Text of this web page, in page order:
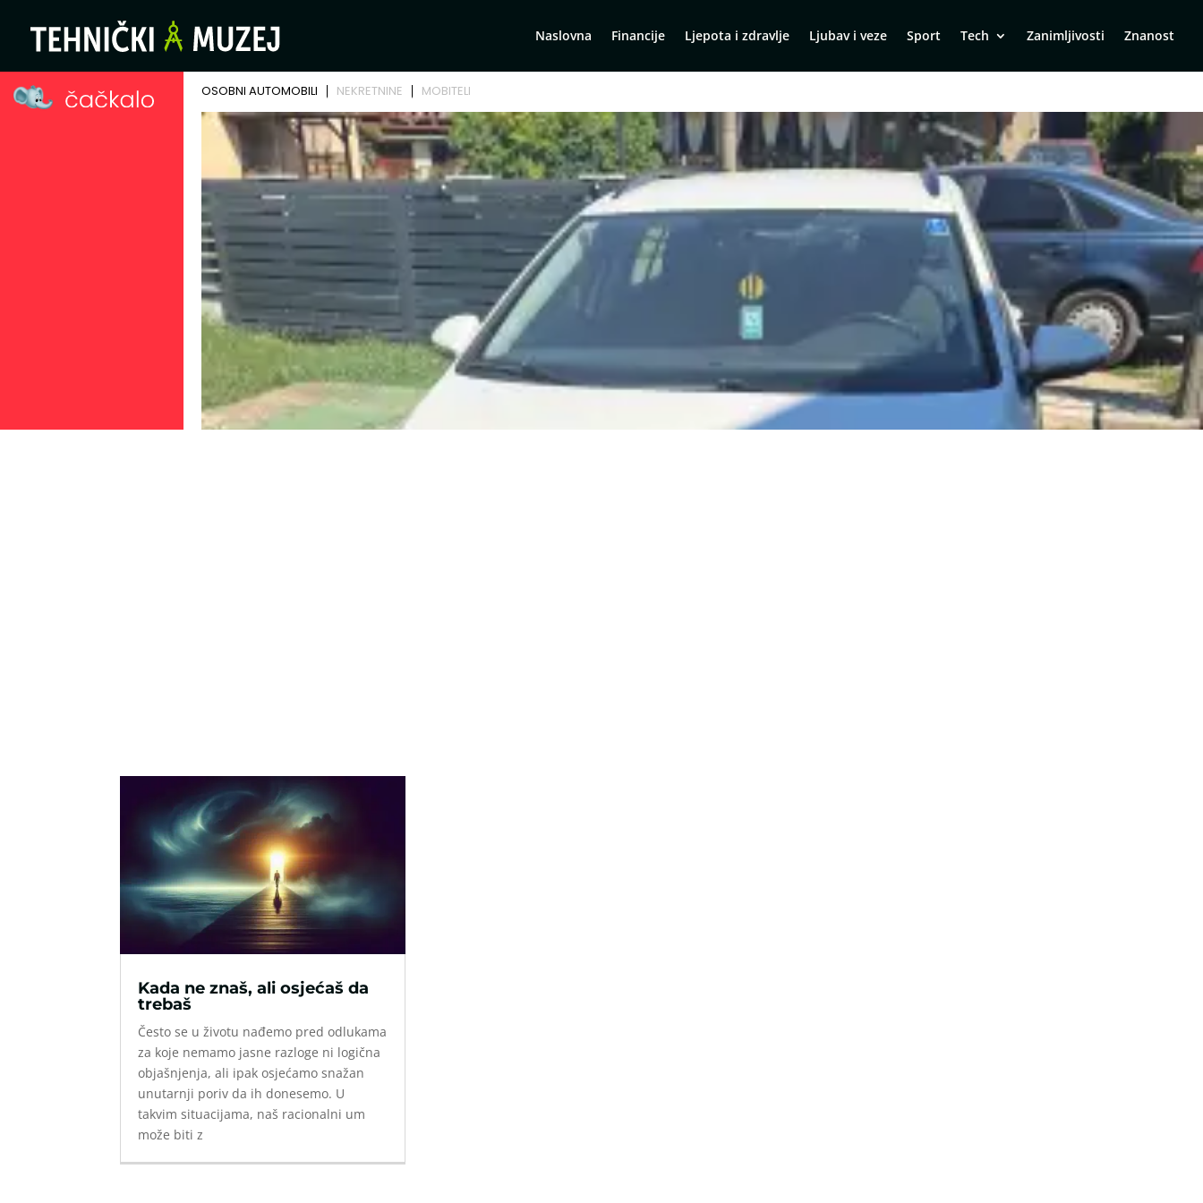
Naslovna Financije Ljepota i zdravlje Ljubav i veze Sport Tech Zanimljivosti Znanost
Kada ne znaš, ali osjećaš da
trebaš
Često se u životu nađemo pred odlukama
za koje nemamo jasne razloge ni logična
objašnjenja, ali ipak osjećamo snažan
unutarnji poriv da ih donesemo. U
takvim situacijama, naš racionalni um
može biti z